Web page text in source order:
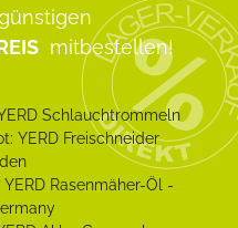
mitbestellen!